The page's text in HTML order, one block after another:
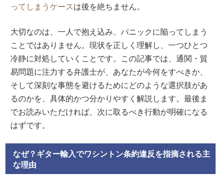
ってしまうケースは後を絶ちません。
大切なのは、一人で抱え込み、パニックに陥ってしまう
ことではありません。現状を正しく理解し、一つひとつ
冷静に対処していくことです。この記事では、通関・貿
易問題に注力する弁護士が、あなたが今何をすべきか、
そして深刻な事態を避けるためにどのような選択肢があ
るのかを、具体的かつ分かりやすく解説します。最後ま
でお読みいただければ、次に取るべき行動が明確になる
はずです。
なぜ？ギター輸入でワシントン条約違反を指摘される主
な理由